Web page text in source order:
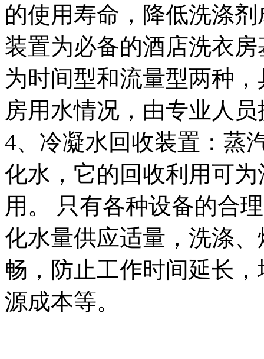
的使用寿命，降低洗涤
装置为必备的酒店洗衣
为时间型和流量型两种
房用水情况，由专业人
4、冷凝水回收装置：蒸
化水，它的回收利用可
用。 只有各种设备的合
化水量供应适量，洗涤
畅，防止工作时间延长
源成本等。